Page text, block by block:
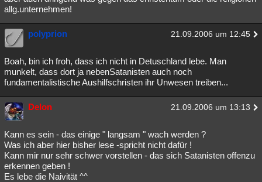
allg.unternehmen!
polyprion 21.09.2006 um 12:45
Boah, bin ich froh, dass ich nicht in Detuschland lebe. Man
munkelt, dass dort ja nebenSatanisten auch noch
fundamentalistische Aushilfschristen ihr Unwesen treiben...
Delon 21.09.2006 um 13:13
Kann es sein - das einige " langsam " wach werden ?
Was ich aber hier bisher lese -spricht nicht dafür !
Kann mir nur sehr schwer vorstellen - das sich Satanisten offenzu
erkennen geben !
Es lebe die Naivität ^^